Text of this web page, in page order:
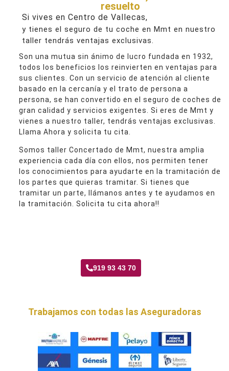
resuelto
Si vives en Centro de Vallecas,
y tienes el seguro de tu coche en Mmt en nuestro
taller tendrás ventajas exclusivas.
Son una mutua sin ánimo de lucro fundada en 1932,
todos los beneficios los reinvierten en ventajas para
sus clientes. Con un servicio de atención al cliente
basado en la cercanía y el trato de persona a
persona, se han convertido en el seguro de coches de
gran calidad y servicios exigentes. Si eres de Mmt y
vienes a nuestro taller, tendrás ventajas exclusivas.
Llama Ahora y solicita tu cita.
Somos taller Concertado de Mmt, nuestra amplia
experiencia cada día con ellos, nos permiten tener
los conocimientos para ayudarte en la tramitación de
los partes que quieras tramitar. Si tienes que
tramitar un parte, llámanos antes y te ayudamos en
la tramitación. Solicita tu cita ahora!!
919 93 43 70
Trabajamos con todas las Aseguradoras